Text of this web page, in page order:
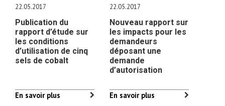
22.05.2017
Publication du
rapport d’étude sur
les conditions
d’utilisation de cinq
sels de cobalt
En savoir plus
22.05.2017
Nouveau rapport sur
les impacts pour les
demandeurs
déposant une
demande
d’autorisation
En savoir plus